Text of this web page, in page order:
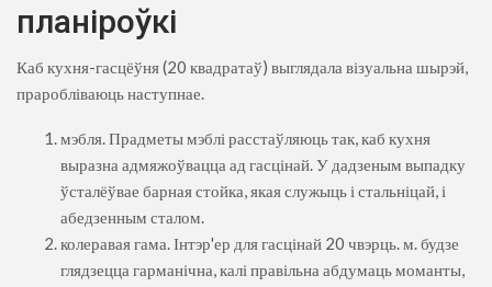
планіроўкі
Каб кухня-гасцёўня (20 квадратаў) выглядала візуальна шырэй,
праробліваюць наступнае.
мэбля. Прадметы мэблі расстаўляюць так, каб кухня
выразна адмяжоўвацца ад гасцінай. У дадзеным выпадку
ўсталёўвае барная стойка, якая служыць і стальніцай, і
абедзенным сталом.
колеравая гама. Інтэр'ер для гасцінай 20 чвэрць. м. будзе
глядзецца гарманічна, калі правільна абдумаць моманты,